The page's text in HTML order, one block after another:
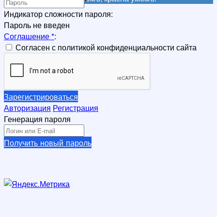
Индикатор сложности пароля:
Пароль не введен
Соглашение*:
Согласен с политикой конфиденциальности сайта
Зарегистрироваться
Авторизация Регистрация
Генерация пароля
Получить новый пароль